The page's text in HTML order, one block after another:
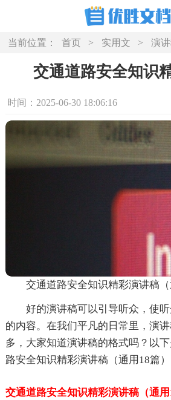
当前位置： 首页 > 实用文 > 演
交通道路安全知识
时间：2025-06-30 18:06:16
交通道路安全知识精彩演讲稿（
好的演讲稿可以引导听众，使
的内容。在我们平凡的日常里，演
多，大家知道演讲稿的格式吗？以
路安全知识精彩演讲稿（通用18篇
交通道路安全知识精彩演讲稿（通